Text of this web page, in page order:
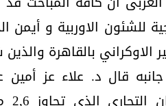
للشئون الاوربية و
الاوكراني بالقاهرة
قال د. علاء عز أمين